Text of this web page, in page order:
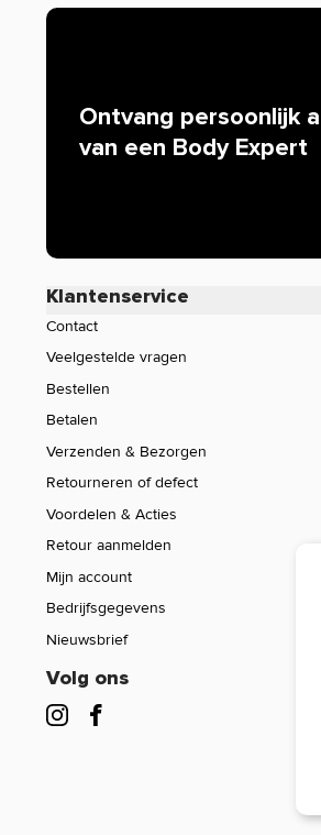
Ontvang persoonlijk
van een Body Expert
Klantenservice
Contact
Veelgestelde vragen
Bestellen
Betalen
Verzenden & Bezorgen
Retourneren of defect
Voordelen & Acties
Retour aanmelden
Mijn account
Bedrijfsgegevens
Nieuwsbrief
Volg ons